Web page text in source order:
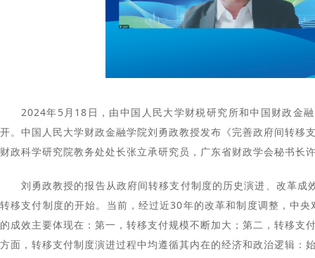
2024年5月18日，由中国人民大学财税研究所和中国财政金
开。中国人民大学财政金融学院刘勇政教授发布《完善政府间转
财政科学研究院教务处处长张立承研究员，广东省财政学会秘书长
刘勇政教授的报告从政府间转移支付制度的历史演进、改革
转移支付制度的开始。当前，经过近30年的改革和制度调整，中
的成效主要体现在：第一，转移支付规模不断加大；第二，转移
方面，转移支付制度演进过程中均遵循其内在的经济和政治逻辑